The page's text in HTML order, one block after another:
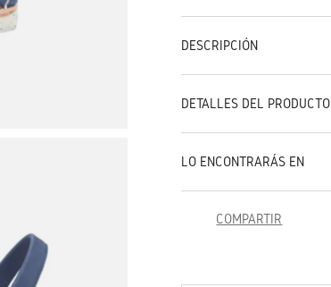
DESCRIPCIÓN
DETALLES DEL PRODUCTO
LO ENCONTRARÁS EN
COMPARTIR